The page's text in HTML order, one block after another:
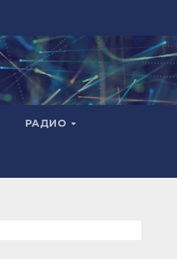
РАДИО